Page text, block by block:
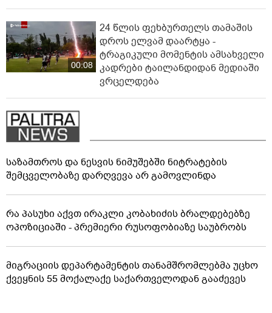
00:08
24 წლის ფეხბურთელს თამაშის
დროს ელვამ დაარტყა -
ტრაგიკული მომენტის ამსახველი
კადრები ტაილანდიდან მედიაში
ვრცელდება
საზამთროს და ნესვის ნიმუშებში ნიტრატების
შემცველობაზე დარღვევა არ გამოვლინდა
რა პასუხი აქვთ ირაკლი კობახიძის ბრალდებებზე
ოპოზიციაში - პრემიერი რუსოფობიაზე საუბრობს
მიგრაციის დეპარტამენტის თანამშრომლებმა უცხო
ქვეყნის 55 მოქალაქე საქართველოდან გააძევეს